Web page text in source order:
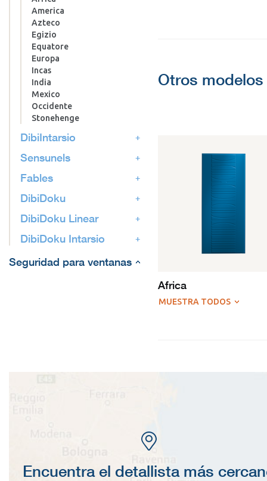
America
Azteco
Egizio
Equatore
Europa
Incas
India
Mexico
Occidente
Stonehenge
DibiIntarsio
Sensunels
Fables
DibiDoku
DibiDoku Linear
DibiDoku Intarsio
Seguridad para ventanas
Otros
Africa
MUESTRA TODOS
Encuentra el detallista más